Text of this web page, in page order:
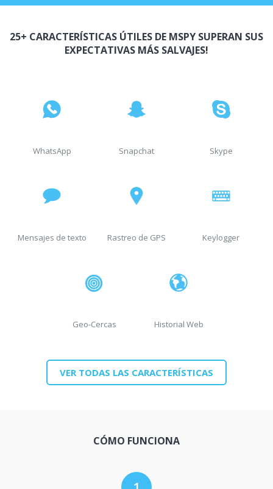
25+ CARACTERÍSTICAS ÚTILES DE MSPY SUPERAN SUS
EXPECTATIVAS MÁS SALVAJES!
WhatsApp Snapchat Skype
Mensajes de texto Rastreo de GPS Keylogger
Geo-Cercas Historial Web
VER TODAS LAS CARACTERÍSTICAS
CÓMO FUNCIONA